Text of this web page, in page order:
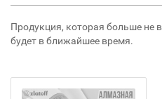
Продукция, которая больше не
будет в ближайшее время.